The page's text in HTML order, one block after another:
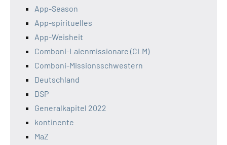
App-Season
App-spirituelles
App-Weisheit
Comboni-Laienmissionare (CLM)
Comboni-Missionsschwestern
Deutschland
DSP
Generalkapitel 2022
kontinente
MaZ